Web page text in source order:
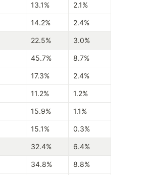
13.1% 2.1%
14.2% 2.4%
22.5% 3.0%
45.7% 8.7%
17.3% 2.4%
11.2% 1.2%
15.9% 1.1%
15.1% 0.3%
32.4% 6.4%
34.8% 8.8%